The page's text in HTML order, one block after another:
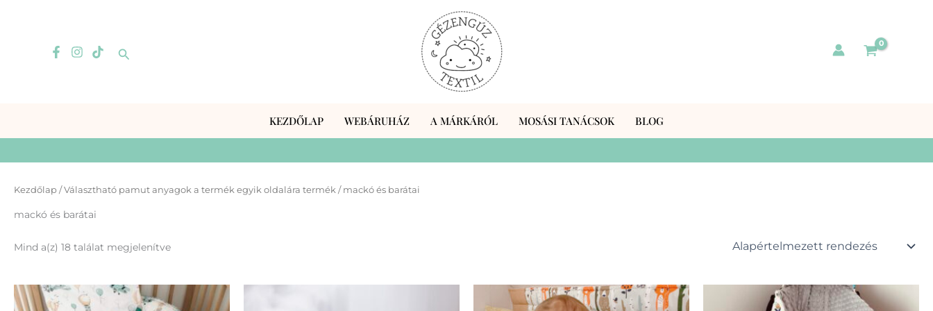
Search
KEZDŐLAP WEBÁRUHÁZ A MÁRKÁRÓL MOSÁSI TANÁCSOK BLOG
Kezdőlap / Választható pamut anyagok a termék egyik oldalára termék / mackó és barátai
mackó és barátai
Mind a(z) 18 találat megjelenítve
Ennek
a
Ennek
a
Ennek
a